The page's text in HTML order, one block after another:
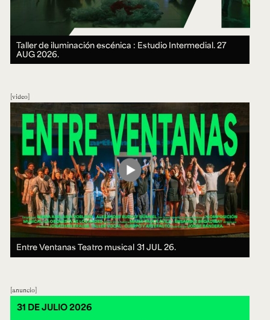
Taller de iluminación escénica : Estudio Intermedial.27
AUG 2026.
video
Entre Ventanas Teatro musical 31 JUL 26.
anuncio
31 DE JULIO 2026